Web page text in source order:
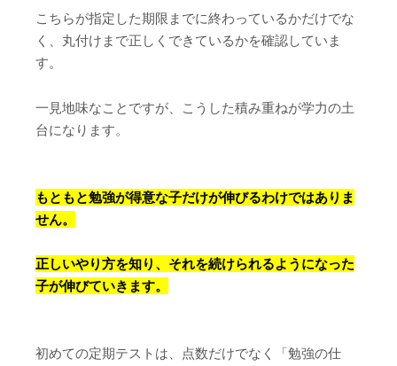
こちらが指定した期限までに終わっているかだけでな
く、丸付けまで正しくできているかを確認していま
す。
一見地味なことですが、こうした積み重ねが学力の土
台になります。
もともと勉強が得意な子だけが伸びるわけではありま
せん。
正しいやり方を知り、それを続けられるようになった
子が伸びていきます。
初めての定期テストは、点数だけでなく「勉強の仕